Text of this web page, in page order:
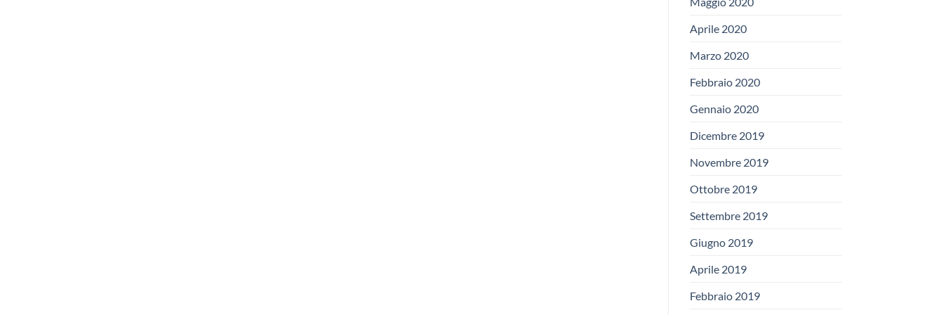
Aprile 2020
Marzo 2020
Febbraio 2020
Gennaio 2020
Dicembre 2019
Novembre 2019
Ottobre 2019
Settembre 2019
Giugno 2019
Aprile 2019
Febbraio 2019